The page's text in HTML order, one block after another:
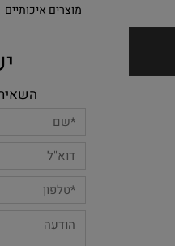
מוצרים איכותיים